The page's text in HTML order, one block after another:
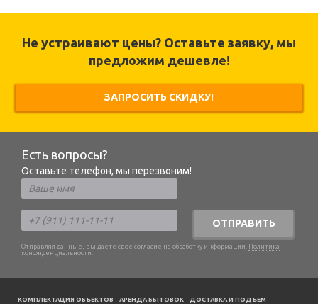
Не устраивают цены? Оставьте заявку, мы
предложим дешевле!
ЗАПРОСИТЬ СКИДКУ!
Есть вопросы?
Оставьте телефон, мы перезвоним!
ОТПРАВИТЬ
Отправляя данные, вы даете свое согласие на обработку информации. Политика
конфиденциальности .
КОМПЛЕКТАЦИЯ ОБЪЕКТОВ АРЕНДА БЫТОВОК ДОСТАВКА И ПОДЪЕМ